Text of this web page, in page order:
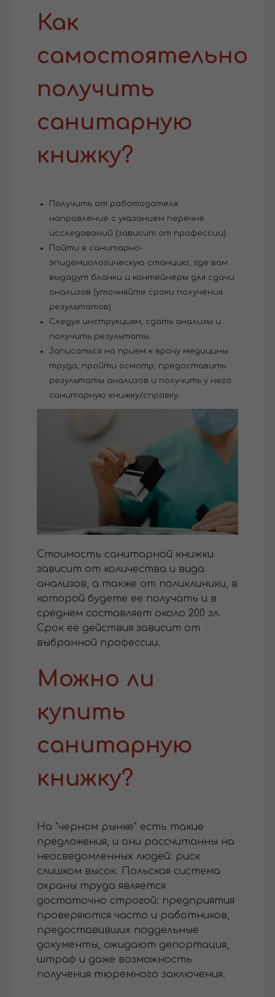
Как
самостоятельно
получить
санитарную
книжку?
Получить от работодателя
направление с указанием перечня
исследований (зависит от профессии).
Пойти в санитарно-
эпидемиологическую станцию, где вам
выдадут бланки и контейнеры для сдачи
анализов (уточняйте сроки получения
результатов).
Следуя инструкциям, сдать анализы и
получить результаты.
Записаться на прием к врачу медицины
труда, пройти осмотр, предоставить
результаты анализов и получить у него
санитарную книжку/справку.
Стоимость санитарной книжки
зависит от количества и вида
анализов, а также от поликлиники, в
которой будете ее получать и в
среднем составляет около 200 зл.
Срок ее действия зависит от
выбранной профессии.
Можно ли
купить
санитарную
книжку?
На "черном рынке" есть такие
предложения, и они рассчитанны на
неосведомленных людей: риск
слишком высок. Польская система
охраны труда является
достаточно строгой: предприятия
проверяются часто и работников,
предоставивших поддельные
документы, ожидают депортация,
штраф и даже возможность
получения тюремного заключения.